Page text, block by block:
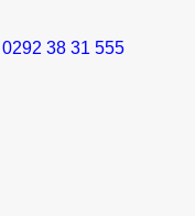
38 31 555